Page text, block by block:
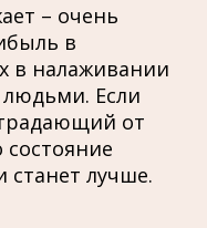
– очень
в
в налаживании
Если
от
состояние
лучше.